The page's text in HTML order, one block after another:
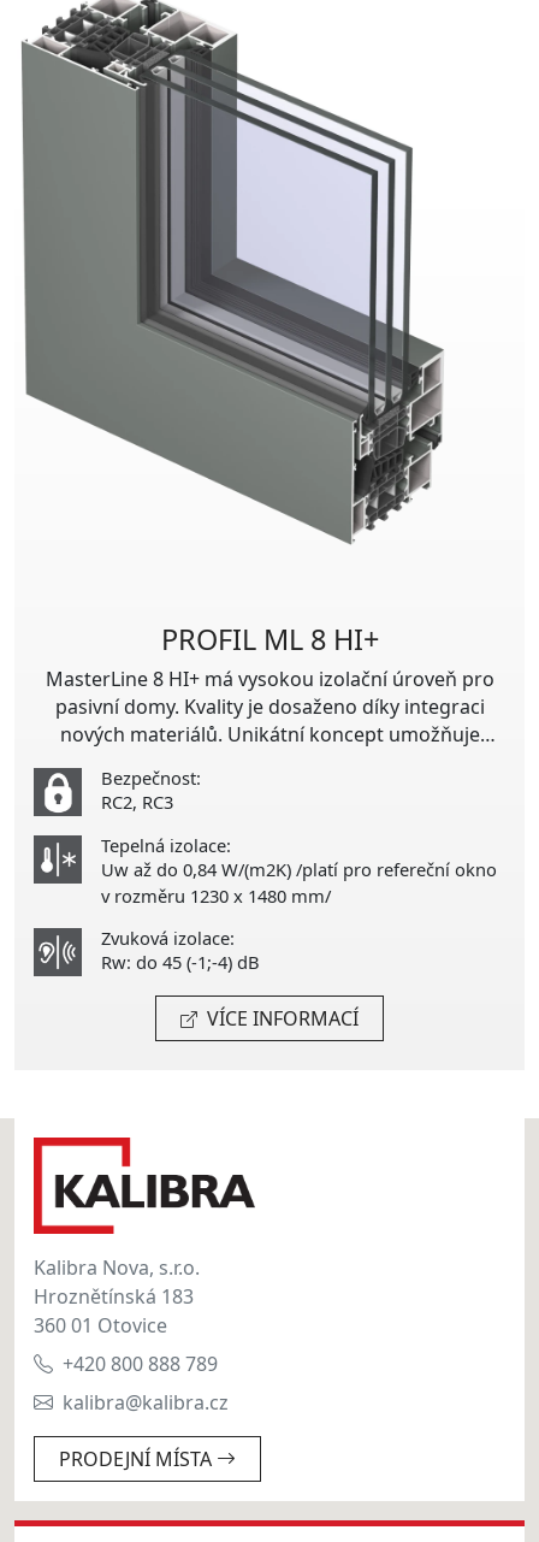
PROFIL ML 8 HI+
MasterLine 8 HI+ má vysokou izolační úroveň pro
pasivní domy. Kvality je dosaženo díky integraci
nových materiálů. Unikátní koncept umožňuje
kombinovat širokou škálu typů okenních prvků,
jejich pohledových variant a různých úrovní tepelné
Bezpečnost:
RC2, RC3
Tepelná izolace:
Uw až do 0,84 W/(m2K) /platí pro refereční okno
v rozměru 1230 x 1480 mm/
Zvuková izolace:
Rw: do 45 (-1;-4) dB
VÍCE INFORMACÍ
Kalibra Nova, s.r.o.
Hroznětínská 183
360 01 Otovice
+420 800 888 789
kalibra@kalibra.cz
PRODEJNÍ MÍSTA